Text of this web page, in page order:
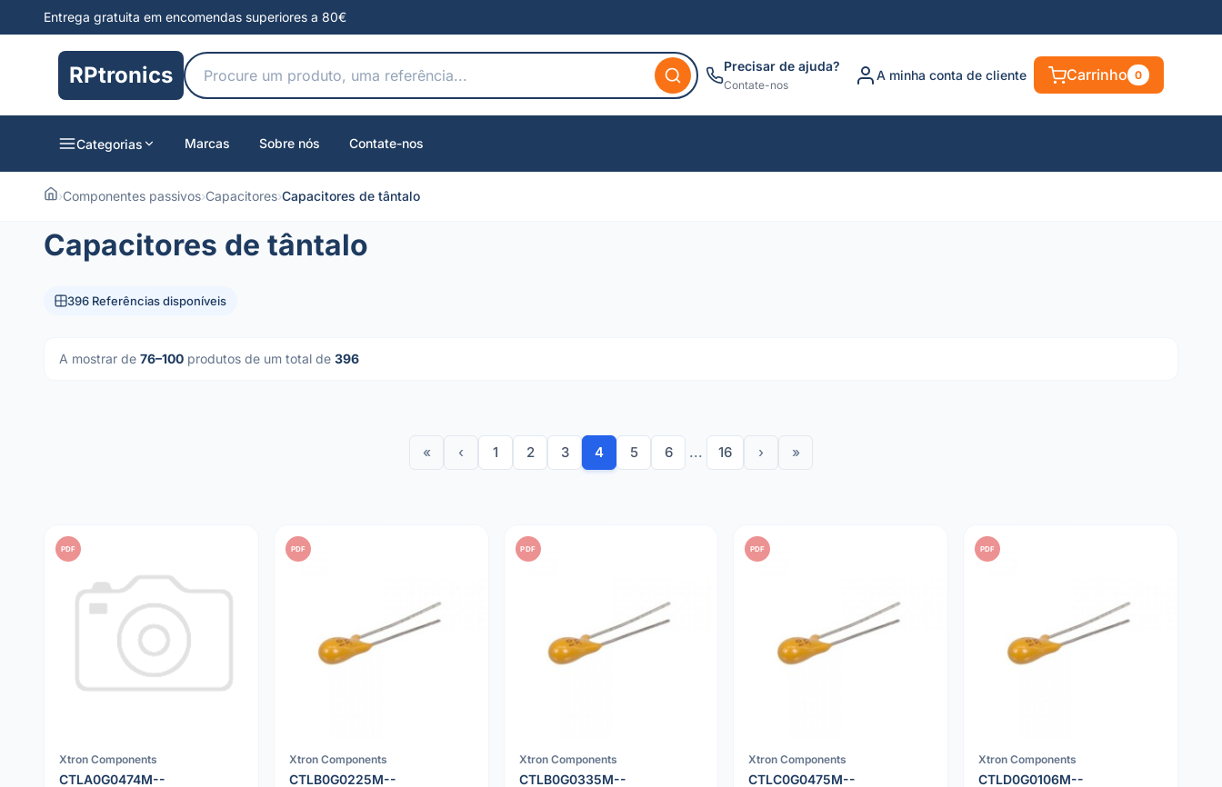
Entrega gratuita em encomendas superiores a 80€
RPtronics Precisar de ajuda?
Contate-nos
A minha conta de cliente Carrinho 0
Categorias Marcas Sobre nós Contate-nos
›Componentes passivos›Capacitores›Capacitores de tântalo
Capacitores de tântalo
396 Referências disponíveis
A mostrar de 76–100 produtos de um total de 396
« ‹ 1 2 3 4 5 6 ... 16 › »
PDF
Xtron Components
CTLA0G0474M--
PDF
Xtron Components
CTLB0G0225M--
PDF
Xtron Components
CTLB0G0335M--
PDF
Xtron Components
CTLC0G0475M--
PDF
Xtron Components
CTLD0G0106M--